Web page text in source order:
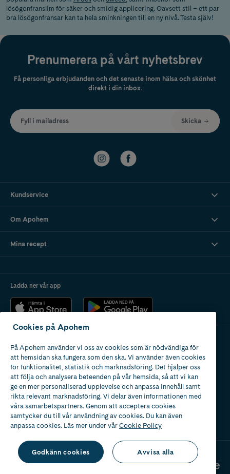
lösögonfranslim för säker och smidig applicering. Oavsett stil – ett par
bra lösögonfransar kan ta hela sminkningen till en ny nivå. Testa själv!
Prenumerera på vårt nyhetsbrev
Få personliga erbjudanden och det senaste inom hälsa och skönhet
direkt i din inbox.
Fyll i mailadress Skicka
Kundservice
Om Apohem
Mina recept
Ladda ner vår app
Apotek med tillstånd
av Läkemedelsverket
Cookies på Apohem
På Apohem använder vi oss av cookies som är nödvändiga för
att hemsidan ska fungera som den ska. Vi använder även cookies
för funktionalitet, statistik och marknadsföring. Det hjälper oss
att följa och analysera beteenden på vår hemsida, så att vi kan
ge en mer personaliserad upplevelse och anpassa innehåll samt
rikta relevant marknadsföring. Vi delar även informationen med
våra samarbetspartners. Genom att acceptera cookies
samtycker du till vår användning av cookies. Du kan även
anpassa cookies. Läs mer under vårCookie Policy
Godkänn cookies Avvisa alla